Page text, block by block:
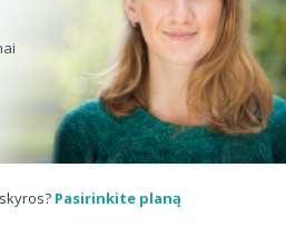
Pasirinkite planą